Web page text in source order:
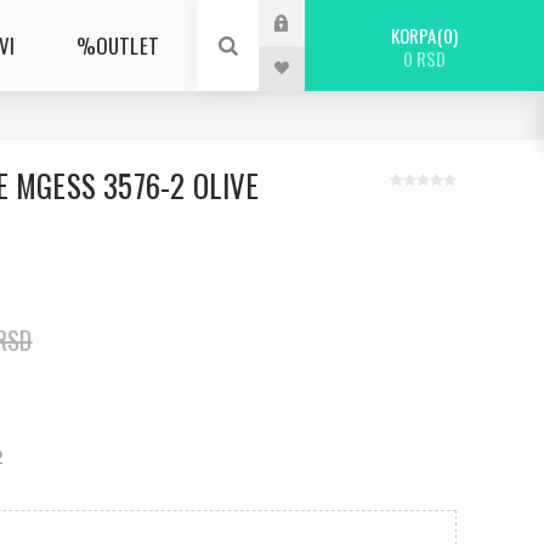
%OUTLET KORPA 0
0 RSD
MGESS 3576-2 OLIVE